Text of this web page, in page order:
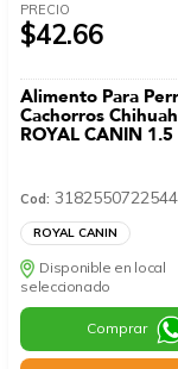
PRECIO
$42.66
Alimento Para
Cachorros
ROYAL CANIN
Cod: 3182550722544
ROYAL CANIN
Disponible en local
seleccionado
Comprar